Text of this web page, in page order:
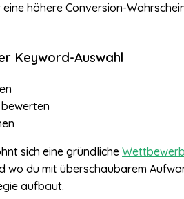
höhere Conversion-
Keyword-Auswahl
sich eine gründliche
wo du mit überschaubarem
aufbaut.